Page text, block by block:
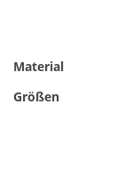
Material
Größen